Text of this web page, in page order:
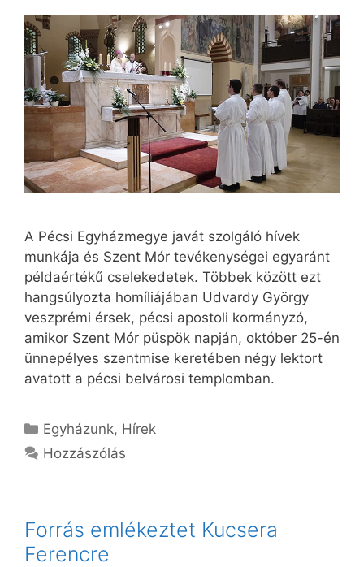
A Pécsi Egyházmegye javát szolgáló hívek
munkája és Szent Mór tevékenységei egya­ránt
példaértékű cselekedetek. Többek között ezt
hangsúlyozta homíliájában Udvardy György
veszprémi érsek, pécsi apostoli kormányzó,
amikor Szent Mór püspök napján, október 25-én
ünnepélyes szentmise keretében négy lektort
avatott a pécsi belvárosi templomban.
Kategória
Egyházunk, Hírek
Hozzászólás
Forrás emlékeztet Kucsera
Ferencre